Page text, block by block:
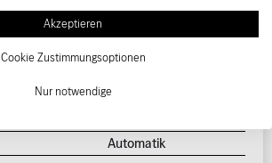
95 kW (129 PS)
Automatik
Akzeptieren
Cookie Zustimmungsoptionen
Nur notwendige